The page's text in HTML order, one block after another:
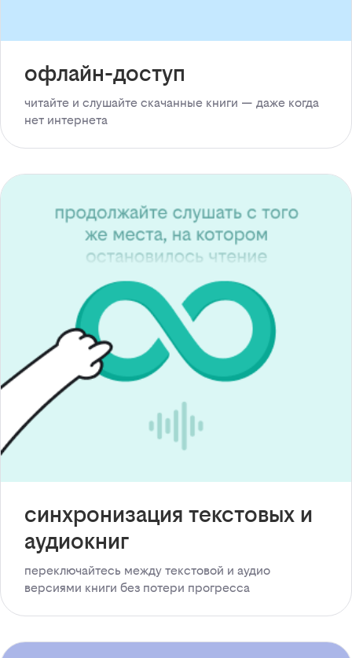
офлайн-доступ
читайте и слушайте скачанные книги — даже когда
нет интернета
синхронизация текстовых и
аудиокниг
переключайтесь между текстовой и аудио
версиями книги без потери прогресса